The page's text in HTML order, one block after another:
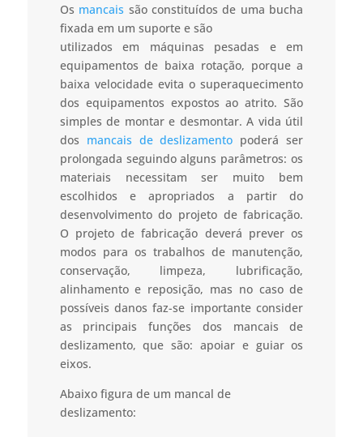
Os mancais são constituídos de uma bucha
fixada em um suporte e são
utilizados em máquinas pesadas e em
equipamentos de baixa rotação, porque a
baixa velocidade evita o superaquecimento
dos equipamentos expostos ao atrito. São
simples de montar e desmontar. A vida útil
dos mancais de deslizamento poderá ser
prolongada seguindo alguns parâmetros: os
materiais necessitam ser muito bem
escolhidos e apropriados a partir do
desenvolvimento do projeto de fabricação.
O projeto de fabricação deverá prever os
modos para os trabalhos de manutenção,
conservação, limpeza, lubrificação,
alinhamento e reposição, mas no caso de
possíveis danos faz-se importante consider
as principais funções dos mancais de
deslizamento, que são: apoiar e guiar os
eixos.
Abaixo figura de um mancal de
deslizamento: